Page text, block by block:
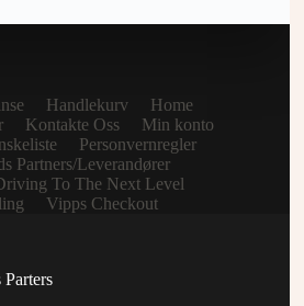
Handlekurv
Home
Kontakte Oss
Min konto
Personvernregler
Partners/Leverandører
To The Next Level
Vipps Checkout
Parters